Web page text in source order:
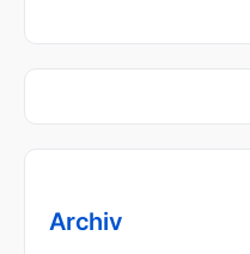
Archiv